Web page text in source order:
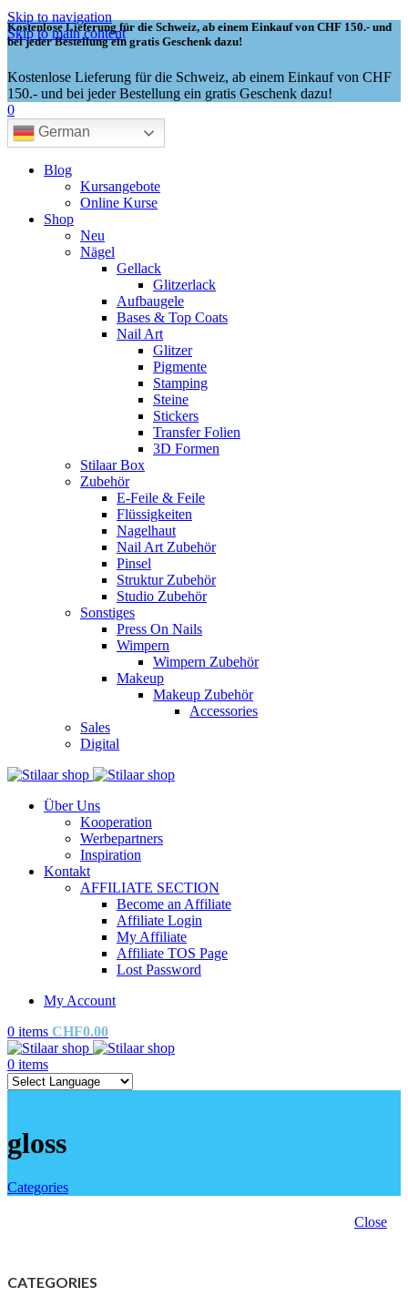
Skip to navigation
Skip to main content
Kostenlose Lieferung für die Schweiz, ab einem Einkauf von CHF 150.- und
bei jeder Bestellung ein gratis Geschenk dazu!
Kostenlose Lieferung für die Schweiz, ab einem Einkauf von CHF
150.- und bei jeder Bestellung ein gratis Geschenk dazu!
0
German
Blog
Kursangebote
Online Kurse
Shop
Neu
Nägel
Gellack
Glitzerlack
Aufbaugele
Bases & Top Coats
Nail Art
Glitzer
Pigmente
Stamping
Steine
Stickers
Transfer Folien
3D Formen
Stilaar Box
Zubehör
E-Feile & Feile
Flüssigkeiten
Nagelhaut
Nail Art Zubehör
Pinsel
Struktur Zubehör
Studio Zubehör
Sonstiges
Press On Nails
Wimpern
Wimpern Zubehör
Makeup
Makeup Zubehör
Accessories
Sales
Digital
Über Uns
Kooperation
Werbepartners
Inspiration
Kontakt
AFFILIATE SECTION
Become an Affiliate
Affiliate Login
My Affiliate
Affiliate TOS Page
Lost Password
My Account
0 items CHF0.00
0 items
gloss
Categories
Close
CATEGORIES